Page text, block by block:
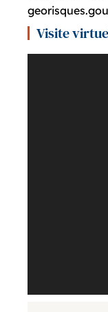
Visite